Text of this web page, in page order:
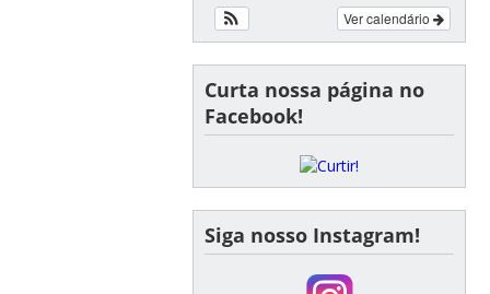
Ver calendário
Curta nossa página no
Facebook!
Siga nosso Instagram!